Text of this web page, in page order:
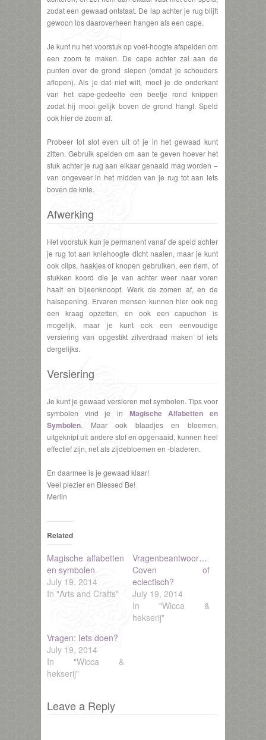
zodat een gewaad ontstaat. De lap achter je rug blijft
gewoon los daaroverheen hangen als een cape.
Je kunt nu het voorstuk op voet-hoogte afspelden om
een zoom te maken. De cape achter zal aan de
punten over de grond slepen (omdat je schouders
aflopen). Als je dat niet wilt, moet je de onderkant
van het cape-gedeelte een beetje rond knippen
zodat hij mooi gelijk boven de grond hangt. Speld
ook hier de zoom af.
Probeer tot slot even uit of je in het gewaad kunt
zitten. Gebruik spelden om aan te geven hoever het
stuk achter je rug aan elkaar genaaid mag worden –
van ongeveer in het midden van je rug tot aan iets
boven de knie.
Afwerking
Het voorstuk kun je permanent vanaf de speld achter
je rug tot aan kniehoogte dicht naaien, maar je kunt
ook clips, haakjes of knopen gebruiken, een riem, of
stukken koord die je van achter weer naar voren
haalt en bijeenknoopt. Werk de zomen af, en de
halsopening. Ervaren mensen kunnen hier ook nog
een kraag opzetten, en ook een capuchon is
mogelijk, maar je kunt ook een eenvoudige
versiering van opgestikt zilverdraad maken of iets
dergelijks.
Versiering
Je kunt je gewaad versieren met symbolen. Tips voor
symbolen vind je in Magische Alfabetten en
Symbolen. Maar ook blaadjes en bloemen,
uitgeknipt uit andere stof en opgenaaid, kunnen heel
effectief zijn, net als zijdebloemen en -bladeren.
En daarmee is je gewaad klaar!
Veel plezier en Blessed Be!
Merlin
Related
Magische alfabetten
en symbolen
July 19, 2014
In "Arts and Crafts"
Vragenbeantwoording:
Coven of
eclectisch?
July 19, 2014
In "Wicca &
hekserij"
Vragen: Iets doen?
July 19, 2014
In "Wicca &
hekserij"
Leave a Reply